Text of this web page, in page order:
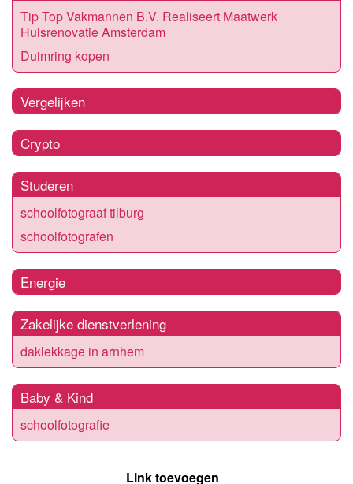
Tip Top Vakmannen B.V. Realiseert Maatwerk
Huisrenovatie Amsterdam
Duimring kopen
Vergelijken
Crypto
Studeren
schoolfotograaf tilburg
schoolfotografen
Energie
Zakelijke dienstverlening
daklekkage in arnhem
Baby & Kind
schoolfotografie
Link toevoegen